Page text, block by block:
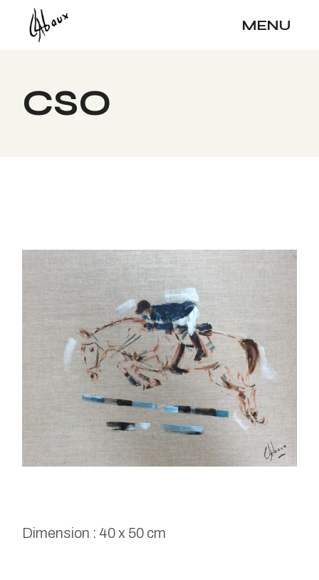
MENU
CSO
Dimension : 40 x 50 cm